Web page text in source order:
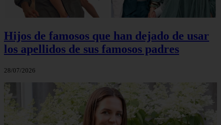
Hijos de famosos que han dejado de usar
los apellidos de sus famosos padres
28/07/2026